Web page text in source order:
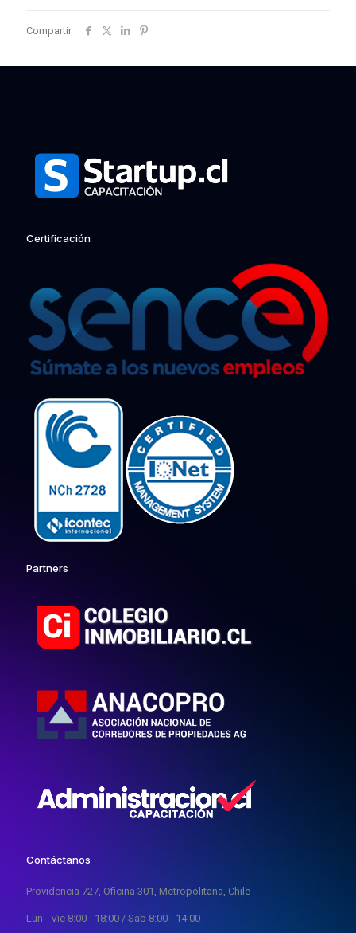
Compartir
Certificación
Partners
Contáctanos
Providencia 727, Oficina 301, Metropolitana, Chile
Lun - Vie 8:00 - 18:00 / Sab 8:00 - 14:00